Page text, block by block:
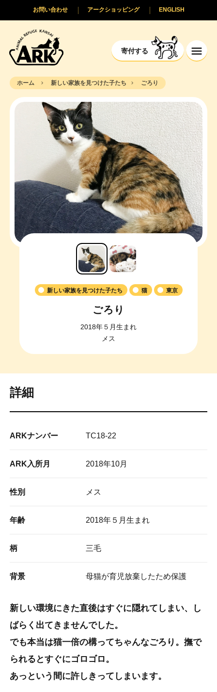
寄付する
ENGLISH
アークショッピング
お問い合わせ
ホーム 新しい家族を見つけた子たち ごろり
新しい家族を見つけた子たち 猫 東京
ごろり
2018年５月生まれ
メス
詳細
ARKナンバー TC18-22
ARK入所月 2018年10月
性別 メス
年齢 2018年５月生まれ
柄 三毛
背景 母猫が育児放棄したため保護
新しい環境にきた直後はすぐに隠れてしまい、し
ばらく出てきませんでした。
でも本当は猫一倍の構ってちゃんなごろり。撫で
られるとすぐにゴロゴロ。
あっという間に許しきってしまいます。